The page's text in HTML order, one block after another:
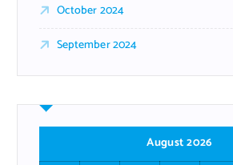
October 2024
September 2024
August 2026